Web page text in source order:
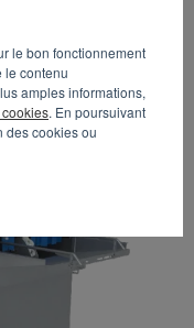
le bon fonctionnement
le contenu
amples informations,
. En poursuivant
des cookies ou